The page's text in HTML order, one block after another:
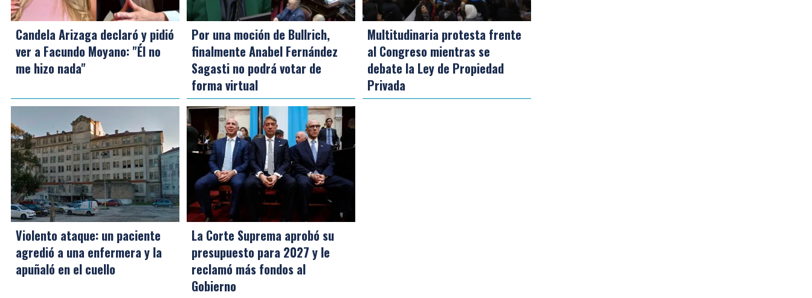
Candela Arizaga declaró y pidió
ver a Facundo Moyano: "Él no
me hizo nada"
Por una moción de Bullrich,
finalmente Anabel Fernández
Sagasti no podrá votar de
forma virtual
Multitudinaria protesta frente
al Congreso mientras se
debate la Ley de Propiedad
Privada
Violento ataque: un paciente
agredió a una enfermera y la
apuñaló en el cuello
La Corte Suprema aprobó su
presupuesto para 2027 y le
reclamó más fondos al
Gobierno